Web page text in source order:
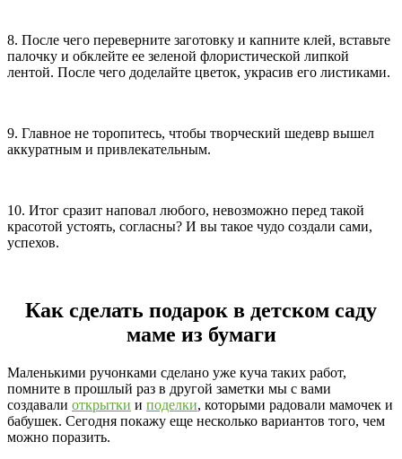
8. После чего переверните заготовку и капните клей, вставьте
палочку и обклейте ее зеленой флористической липкой
лентой. После чего доделайте цветок, украсив его листиками.
9. Главное не торопитесь, чтобы творческий шедевр вышел
аккуратным и привлекательным.
10. Итог сразит наповал любого, невозможно перед такой
красотой устоять, согласны? И вы такое чудо создали сами,
успехов.
Как сделать подарок в детском саду
маме из бумаги
Маленькими ручонками сделано уже куча таких работ,
помните в прошлый раз в другой заметки мы с вами
создавали открытки и поделки, которыми радовали мамочек и
бабушек. Сегодня покажу еще несколько вариантов того, чем
можно поразить.